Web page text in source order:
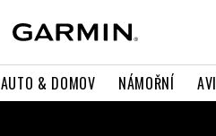
AUTO & DOMOV NÁMOŘNÍ